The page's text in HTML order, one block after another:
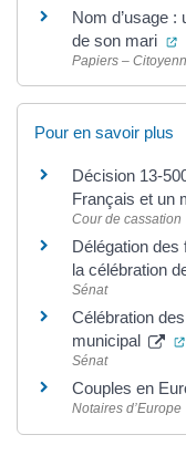
Nom d’usage
de son mari
Papiers –
Pour en savoir plus
Décision 13-
Français et un
Cour de cassation
Délégation des
la célébration
Sénat
Célébration
municipal
Sénat
Couples en
Notaires d’Europe